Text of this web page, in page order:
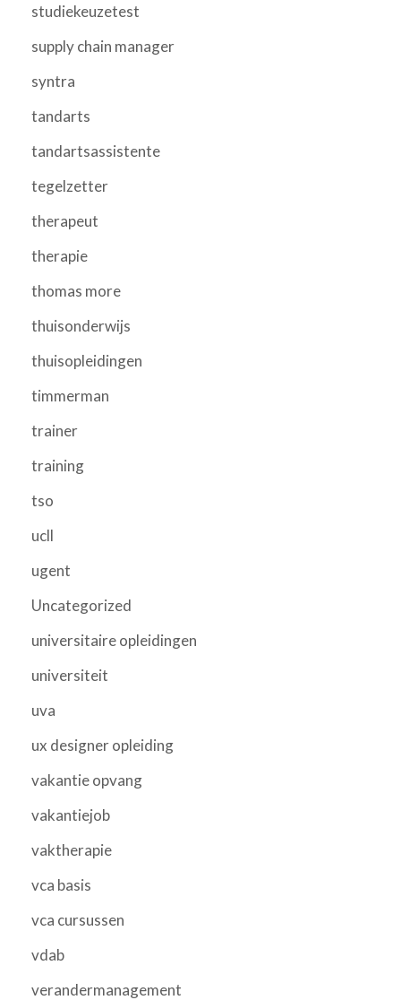
studiekeuzetest
supply chain manager
syntra
tandarts
tandartsassistente
tegelzetter
therapeut
therapie
thomas more
thuisonderwijs
thuisopleidingen
timmerman
trainer
training
tso
ucll
ugent
Uncategorized
universitaire opleidingen
universiteit
uva
ux designer opleiding
vakantie opvang
vakantiejob
vaktherapie
vca basis
vca cursussen
vdab
verandermanagement